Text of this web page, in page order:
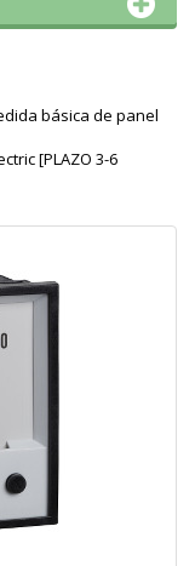
básica de panel
[PLAZO 3-6